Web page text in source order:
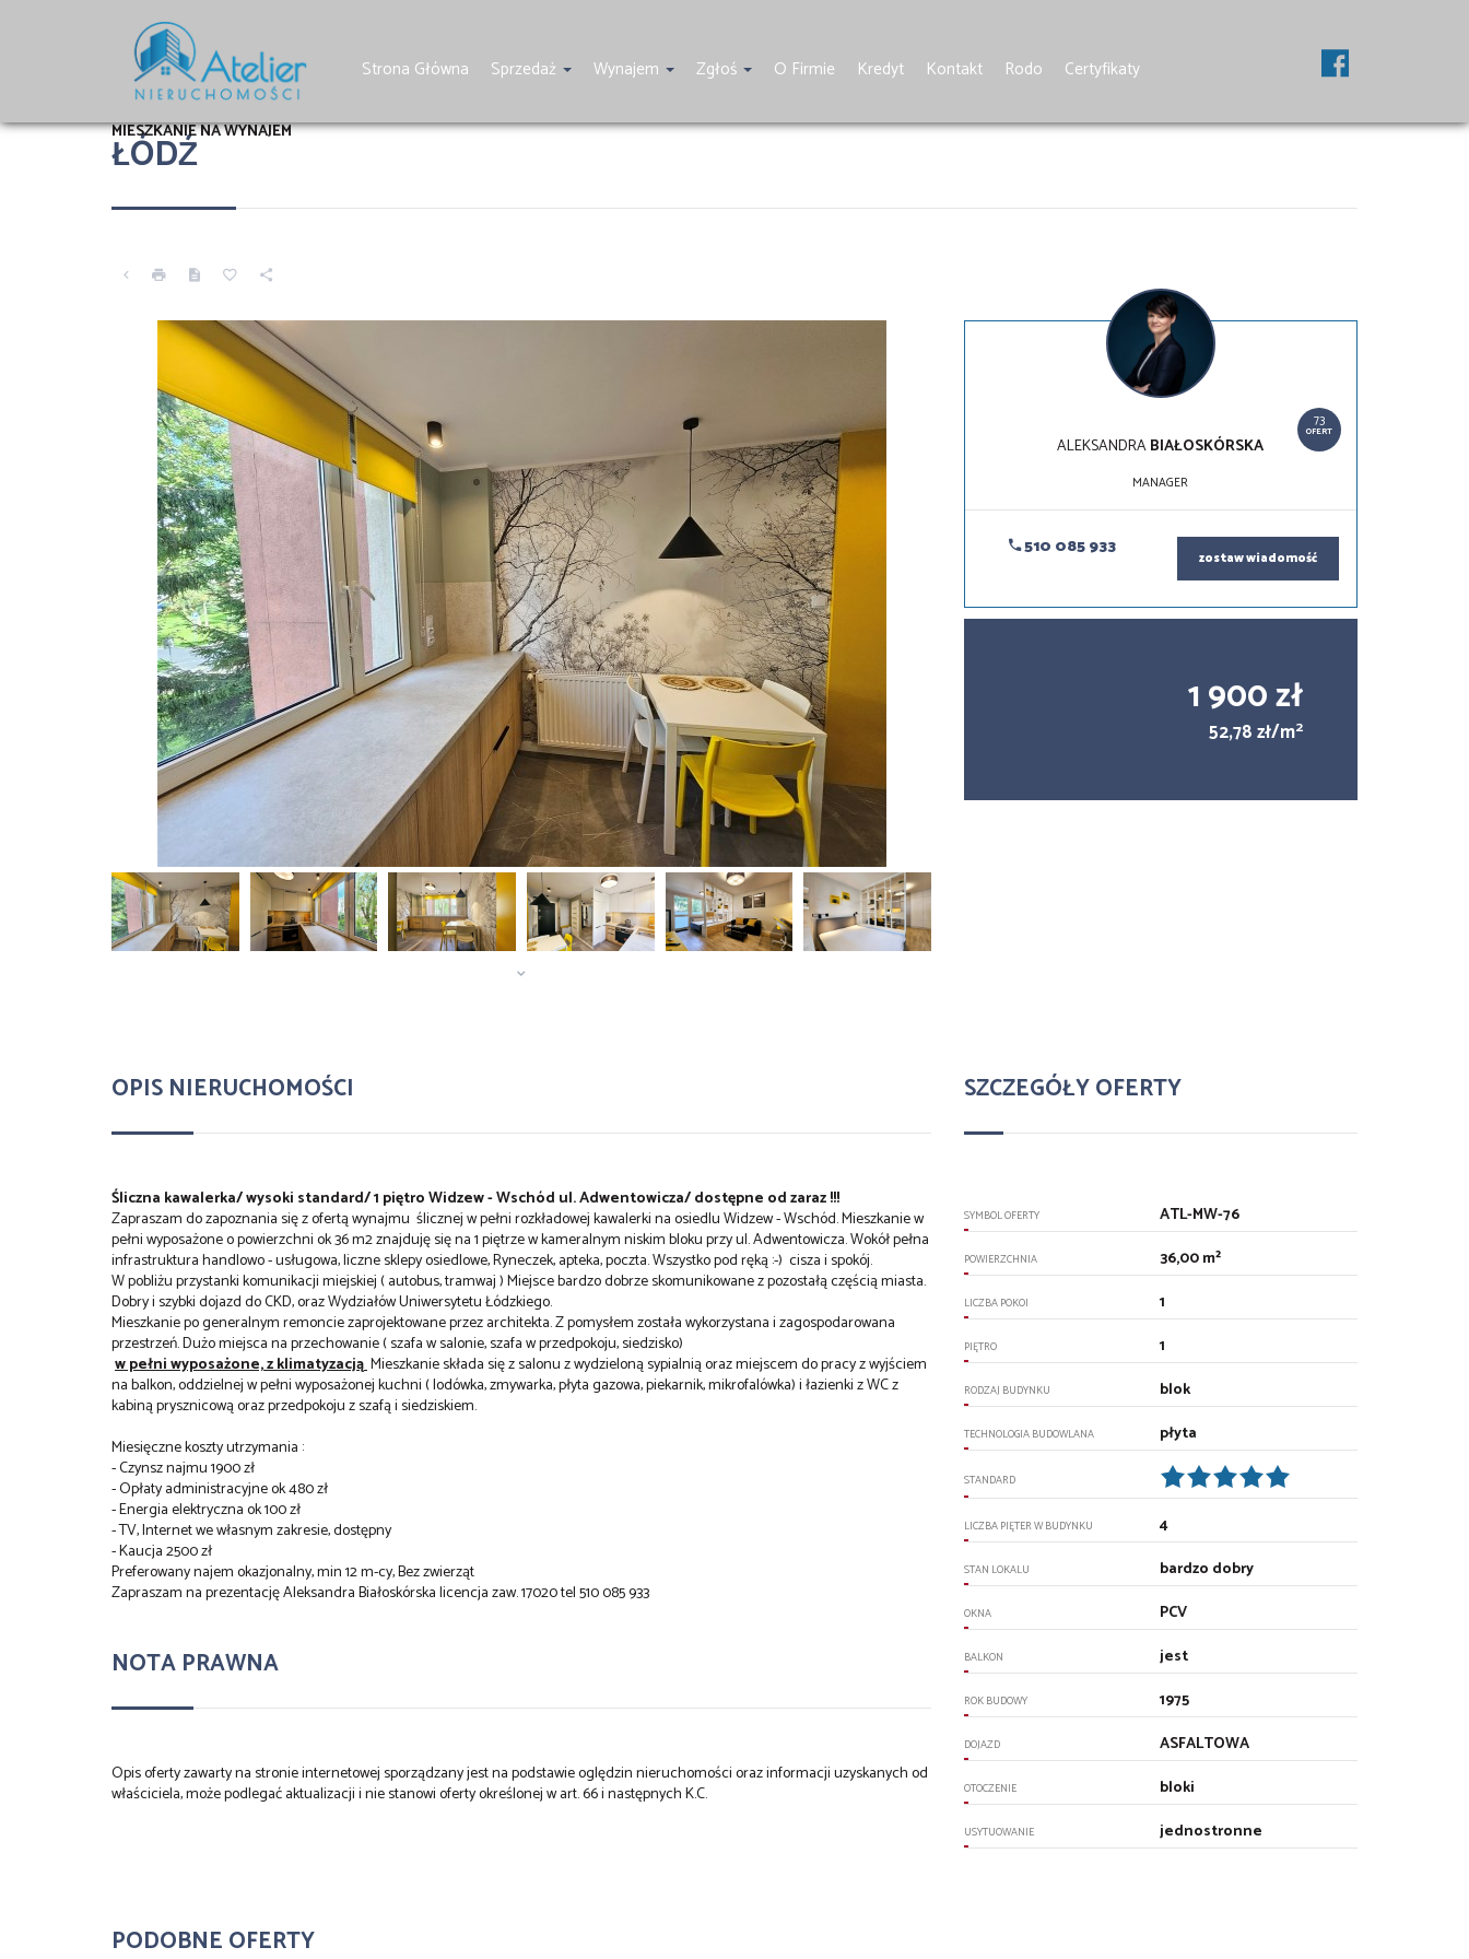
Strona Główna Sprzedaż Wynajem Zgłoś O Firmie Kredyt Kontakt Rodo Certyfikaty
ŁÓDŹ
MIESZKANIE NA WYNAJEM
73
OFERT
ALEKSANDRABIAŁOSKÓRSKA
MANAGER
510 085 933 zostaw wiadomość
1 900 zł
52,78 zł/m2
OPIS NIERUCHOMOŚCI
Śliczna kawalerka/ wysoki standard/ 1 piętro Widzew - Wschód ul. Adwentowicza/ dostępne od zaraz !!!
Zapraszam do zapoznania się z ofertą wynajmu ślicznej w pełni rozkładowej kawalerki na osiedlu Widzew - Wschód. Mieszkanie w
pełni wyposażone o powierzchni ok 36 m2 znajduję się na 1 piętrze w kameralnym niskim bloku przy ul. Adwentowicza. Wokół pełna
infrastruktura handlowo - usługowa, liczne sklepy osiedlowe, Ryneczek, apteka, poczta. Wszystko pod ręką :-) cisza i spokój.
W pobliżu przystanki komunikacji miejskiej ( autobus, tramwaj ) Miejsce bardzo dobrze skomunikowane z pozostałą częścią miasta.
Dobry i szybki dojazd do CKD, oraz Wydziałów Uniwersytetu Łódzkiego.
Mieszkanie po generalnym remoncie zaprojektowane przez architekta. Z pomysłem została wykorzystana i zagospodarowana
przestrzeń. Dużo miejsca na przechowanie ( szafa w salonie, szafa w przedpokoju, siedzisko)
w pełni wyposażone, z klimatyzacją Mieszkanie składa się z salonu z wydzieloną sypialnią oraz miejscem do pracy z wyjściem
na balkon, oddzielnej w pełni wyposażonej kuchni ( lodówka, zmywarka, płyta gazowa, piekarnik, mikrofalówka) i łazienki z WC z
kabiną prysznicową oraz przedpokoju z szafą i siedziskiem.
Miesięczne koszty utrzymania :
- Czynsz najmu 1900 zł
- Opłaty administracyjne ok 480 zł
- Energia elektryczna ok 100 zł
- TV, Internet we własnym zakresie, dostępny
- Kaucja 2500 zł
Preferowany najem okazjonalny, min 12 m-cy, Bez zwierząt
Zapraszam na prezentację Aleksandra Białoskórska licencja zaw. 17020 tel 510 085 933
NOTA PRAWNA
Opis oferty zawarty na stronie internetowej sporządzany jest na podstawie oględzin nieruchomości oraz informacji uzyskanych od
właściciela, może podlegać aktualizacji i nie stanowi oferty określonej w art. 66 i następnych K.C.
SZCZEGÓŁY OFERTY
SYMBOL OFERTY ATL-MW-76
POWIERZCHNIA 36,00 m²
LICZBA POKOI 1
PIĘTRO 1
RODZAJ BUDYNKU blok
TECHNOLOGIA BUDOWLANA płyta
STANDARD
LICZBA PIĘTER W BUDYNKU 4
STAN LOKALU bardzo dobry
OKNA PCV
BALKON jest
ROK BUDOWY 1975
DOJAZD ASFALTOWA
OTOCZENIE bloki
USYTUOWANIE jednostronne
PODOBNE OFERTY